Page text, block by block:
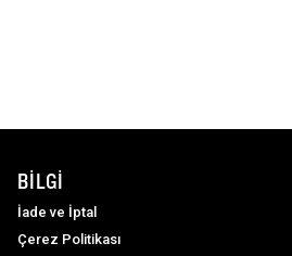
BILGI
İade ve İptal
Çerez Politikası